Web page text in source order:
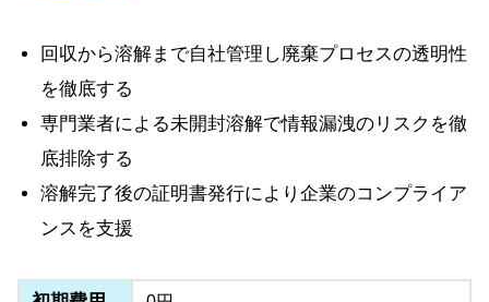
回収から溶解まで自社管理し廃棄プロセスの透明性
を徹底する
専門業者による未開封溶解で情報漏洩のリスクを徹
底排除する
溶解完了後の証明書発行により企業のコンプライア
ンスを支援